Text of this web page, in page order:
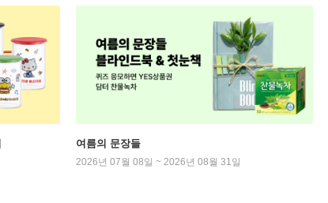
여름의 문장들
2026년 07월 08일 ~ 2026년 08월 31일